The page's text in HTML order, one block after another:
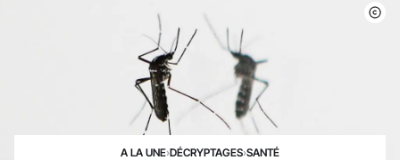
A LA UNE›DÉCRYPTAGES›SANTÉ